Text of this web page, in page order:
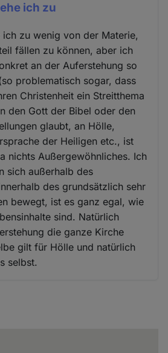
ich zu
zu wenig von der Materie,
fällen zu können, aber ich
an der Auferstehung so
problematisch sogar, dass
Christenheit ein Streitthema
den Gott der Bibel oder den
glaubt, an Hölle,
der Heiligen etc., ist
nichts Außergewöhnliches. Ich
sich außerhalb des
des grundsätzlich sehr
bewegt, ist es ganz egal, wie
sind. Natürlich
die ganze Kirche
gilt für Hölle und natürlich
selbst.